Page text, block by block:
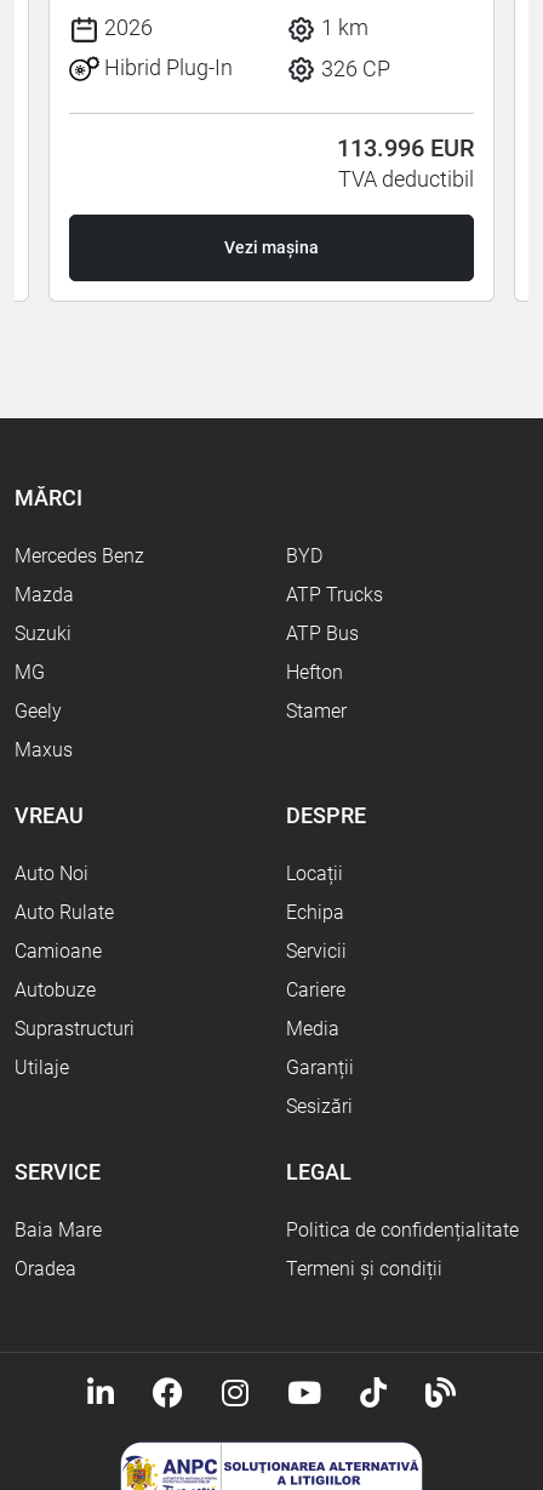
2026
1 km
Hibrid Plug-In
326 CP
113.996 EUR
TVA deductibil
Vezi mașina
MĂRCI
Mercedes Benz
Mazda
Suzuki
MG
Geely
Maxus
BYD
ATP Trucks
ATP Bus
Hefton
Stamer
VREAU
Auto Noi
Auto Rulate
Camioane
Autobuze
Suprastructuri
Utilaje
DESPRE
Locații
Echipa
Servicii
Cariere
Media
Garanții
Sesizări
SERVICE
Baia Mare
Oradea
LEGAL
Politica de confidențialitate
Termeni și condiții